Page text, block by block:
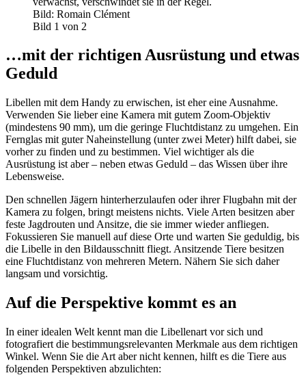
Bild: Romain Clément
Bild 1 von 2
…mit der richtigen Ausrüstung und etwas
Geduld
Libellen mit dem Handy zu erwischen, ist eher eine Ausnahme.
Verwenden Sie lieber eine Kamera mit gutem Zoom-Objektiv
(mindestens 90 mm), um die geringe Fluchtdistanz zu umgehen. Ein
Fernglas mit guter Naheinstellung (unter zwei Meter) hilft dabei, sie
vorher zu finden und zu bestimmen. Viel wichtiger als die
Ausrüstung ist aber – neben etwas Geduld – das Wissen über ihre
Lebensweise.
Den schnellen Jägern hinterherzulaufen oder ihrer Flugbahn mit der
Kamera zu folgen, bringt meistens nichts. Viele Arten besitzen aber
feste Jagdrouten und Ansitze, die sie immer wieder anfliegen.
Fokussieren Sie manuell auf diese Orte und warten Sie geduldig, bis
die Libelle in den Bildausschnitt fliegt. Ansitzende Tiere besitzen
eine Fluchtdistanz von mehreren Metern. Nähern Sie sich daher
langsam und vorsichtig.
Auf die Perspektive kommt es an
In einer idealen Welt kennt man die Libellenart vor sich und
fotografiert die bestimmungsrelevanten Merkmale aus dem richtigen
Winkel. Wenn Sie die Art aber nicht kennen, hilft es die Tiere aus
folgenden Perspektiven abzulichten: